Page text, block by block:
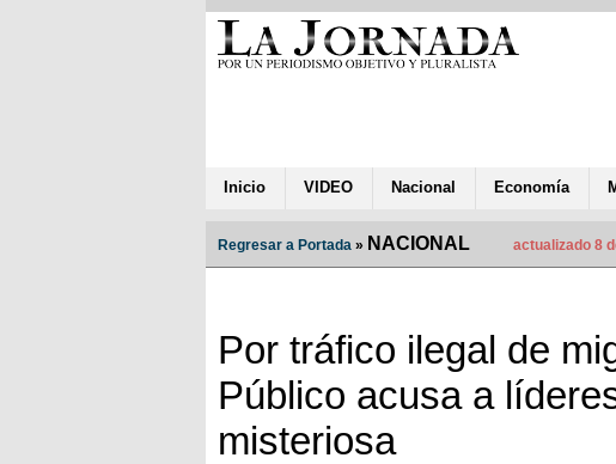
Inicio VIDEO Nacional Economía
Regresar a Portada » NACIONAL actualizado 8
Por tráfico ilegal de
Público acusa a
misteriosa